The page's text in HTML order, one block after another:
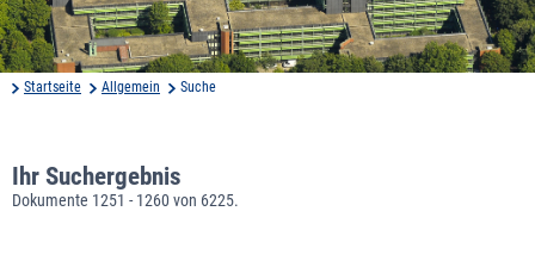
Startseite Allgemein Suche
Ihr Suchergebnis
Dokumente 1251 - 1260 von 6225.